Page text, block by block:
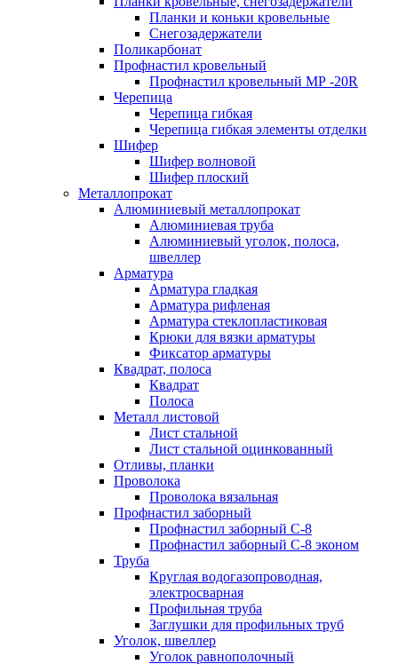
Планки и коньки кровельные
Снегозадержатели
Поликарбонат
Профнастил кровельный
Профнастил кровельный МР -20R
Черепица
Черепица гибкая
Черепица гибкая элементы отделки
Шифер
Шифер волновой
Шифер плоский
Металлопрокат
Алюминиевый металлопрокат
Алюминиевая труба
Алюминиевый уголок, полоса,
швеллер
Арматура
Арматура гладкая
Арматура рифленая
Арматура стеклопластиковая
Крюки для вязки арматуры
Фиксатор арматуры
Квадрат, полоса
Квадрат
Полоса
Металл листовой
Лист стальной
Лист стальной оцинкованный
Отливы, планки
Проволока
Проволока вязальная
Профнастил заборный
Профнастил заборный С-8
Профнастил заборный С-8 эконом
Труба
Круглая водогазопроводная,
электросварная
Профильная труба
Заглушки для профильных труб
Уголок, швеллер
Уголок равнополочный